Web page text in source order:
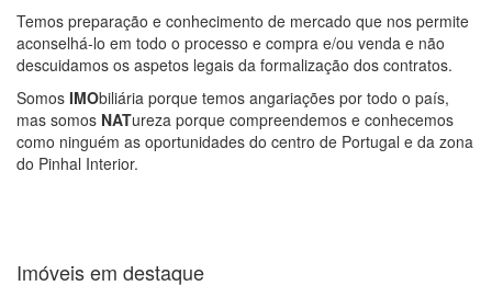
Temos preparação e conhecimento de mercado que nos permite
aconselhá-lo em todo o processo e compra e/ou venda e não
descuidamos os aspetos legais da formalização dos contratos.
Somos IMObiliária porque temos angariações por todo o país,
mas somos NATureza porque compreendemos e conhecemos
como ninguém as oportunidades do centro de Portugal e da zona
do Pinhal Interior.
Imóveis em destaque